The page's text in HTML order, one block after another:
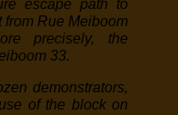
escape path to
from Rue Meiboom
precisely, the
33.
demonstrators,
of the block on